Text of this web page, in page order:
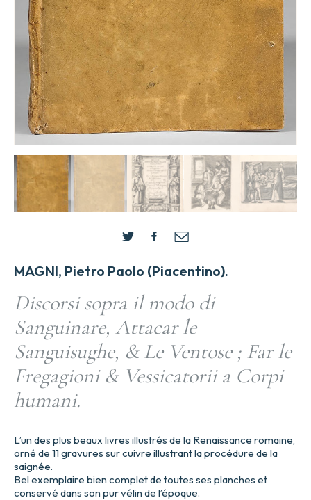
MAGNI, Pietro Paolo (Piacentino).
Discorsi sopra il modo di
Sanguinare, Attacar le
Sanguisughe, & Le Ventose ; Far le
Fregagioni & Vessicatorii a Corpi
humani.
L’un des plus beaux livres illustrés de la Renaissance romaine,
orné de 11 gravures sur cuivre illustrant la procédure de la
saignée.
Bel exemplaire bien complet de toutes ses planches et
conservé dans son pur vélin de l’époque.